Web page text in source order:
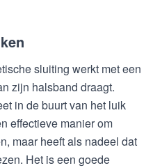
sluiting werkt met een
zijn halsband draagt.
in de buurt van het luik
effectieve manier om
maar heeft als nadeel dat
Het is een goede